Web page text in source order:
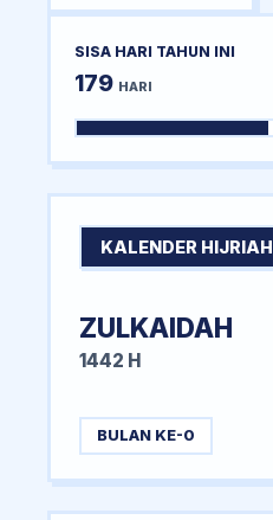
SISA HARI TAHUN INI
179 HARI
KALENDER HIJRIAH
ZULKAIDAH
1442 H
BULAN KE-0